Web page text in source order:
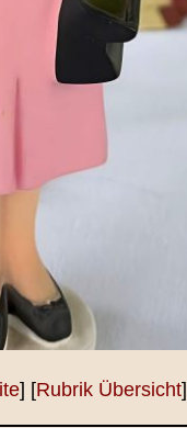
] [Rubrik Übersicht]